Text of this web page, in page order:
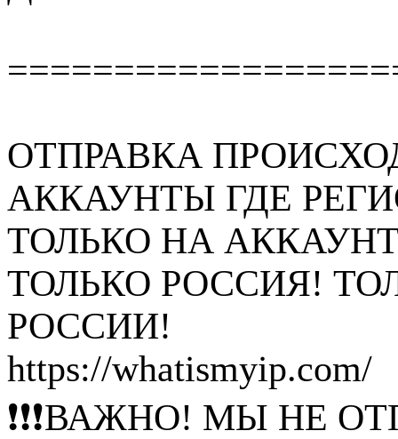
ОТПРАВКА
АККАУНТЫ ГДЕ
ТОЛЬКО НА
ТОЛЬКО РОССИЯ!
РОССИИ!
https://whatismyip.com/
❗❗❗ВАЖНО! МЫ НЕ